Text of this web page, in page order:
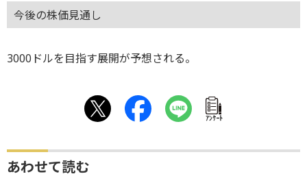
今後の株価見通し
3000ドルを目指す展開が予想される。
ｱﾝｹｰﾄ
あわせて読む